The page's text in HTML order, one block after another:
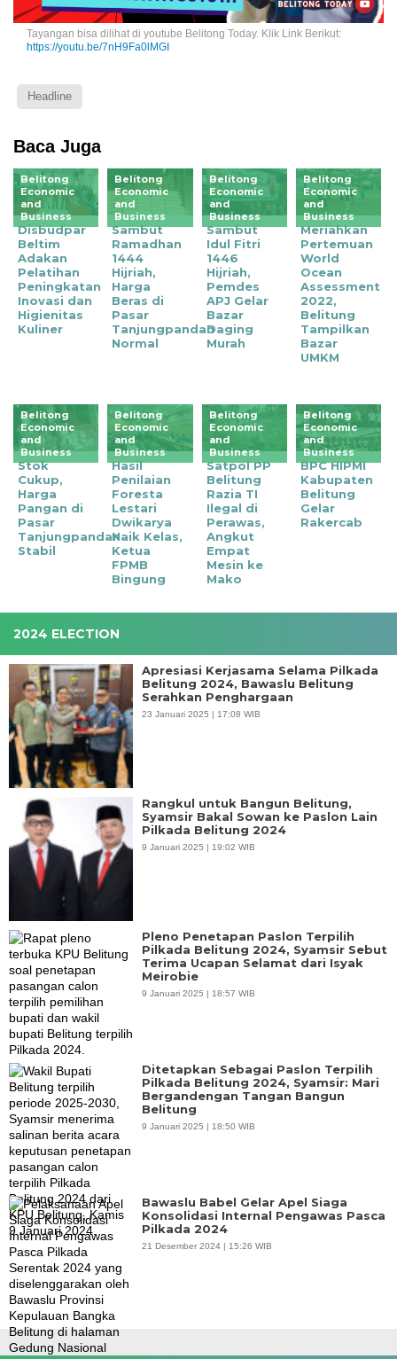
Tayangan bisa dilihat di youtube Belitong Today. Klik Link Berikut:
https://youtu.be/7nH9Fa0lMGI
Headline
Baca Juga
Belitong
Economic
and
Business
Disbudpar
Beltim
Adakan
Pelatihan
Peningkatan
Inovasi dan
Higienitas
Kuliner
Belitong
Economic
and
Business
Sambut
Ramadhan
1444
Hijriah,
Harga
Beras di
Pasar
Tanjungpandan
Normal
Belitong
Economic
and
Business
Sambut
Idul Fitri
1446
Hijriah,
Pemdes
APJ Gelar
Bazar
Daging
Murah
Belitong
Economic
and
Business
Meriahkan
Pertemuan
World
Ocean
Assessment
2022,
Belitung
Tampilkan
Bazar
UMKM
Belitong
Economic
and
Business
‎Stok
Cukup,
Harga
Pangan di
Pasar
Tanjungpandan
Stabil
Belitong
Economic
and
Business
Hasil
Penilaian
Foresta
Lestari
Dwikarya
Naik Kelas,
Ketua
FPMB
Bingung
Belitong
Economic
and
Business
Satpol PP
Belitung
Razia TI
Ilegal di
Perawas,
Angkut
Empat
Mesin ke
Mako
Belitong
Economic
and
Business
BPC HIPMI
Kabupaten
Belitung
Gelar
Rakercab
2024 ELECTION
Apresiasi Kerjasama Selama Pilkada
Belitung 2024, Bawaslu Belitung
Serahkan Penghargaan
23 Januari 2025 | 17:08 WIB
Rangkul untuk Bangun Belitung,
Syamsir Bakal Sowan ke Paslon Lain
Pilkada Belitung 2024
9 Januari 2025 | 19:02 WIB
Pleno Penetapan Paslon Terpilih
Pilkada Belitung 2024, Syamsir Sebut
Terima Ucapan Selamat dari Isyak
Meirobie
9 Januari 2025 | 18:57 WIB
Ditetapkan Sebagai Paslon Terpilih
Pilkada Belitung 2024, Syamsir: Mari
Bergandengan Tangan Bangun
Belitung
9 Januari 2025 | 18:50 WIB
Bawaslu Babel Gelar Apel Siaga
Konsolidasi Internal Pengawas Pasca
Pilkada 2024
21 Desember 2024 | 15:26 WIB